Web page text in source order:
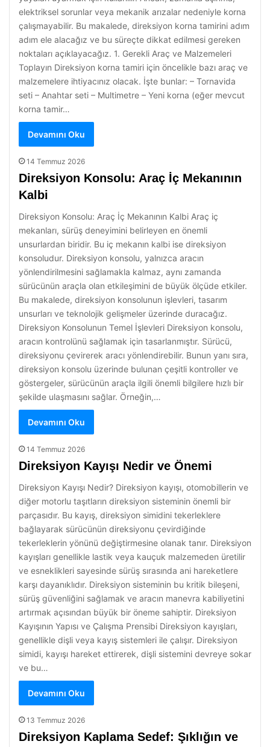
elektriksel sorunlar veya mekanik arızalar nedeniyle korna
çalışmayabilir. Bu makalede, direksiyon korna tamirini adım
adım ele alacağız ve bu süreçte dikkat edilmesi gereken
noktaları açıklayacağız. 1. Gerekli Araç ve Malzemeleri
Toplayın Direksiyon korna tamiri için öncelikle bazı araç ve
malzemelere ihtiyacınız olacak. İşte bunlar: – Tornavida
seti – Anahtar seti – Multimetre – Yeni korna (eğer mevcut
korna tamir…
Devamını Oku
14 Temmuz 2026
Direksiyon Konsolu: Araç İç Mekanının
Kalbi
Direksiyon Konsolu: Araç İç Mekanının Kalbi Araç iç
mekanları, sürüş deneyimini belirleyen en önemli
unsurlardan biridir. Bu iç mekanın kalbi ise direksiyon
konsoludur. Direksiyon konsolu, yalnızca aracın
yönlendirilmesini sağlamakla kalmaz, aynı zamanda
sürücünün araçla olan etkileşimini de büyük ölçüde etkiler.
Bu makalede, direksiyon konsolunun işlevleri, tasarım
unsurları ve teknolojik gelişmeler üzerinde duracağız.
Direksiyon Konsolunun Temel İşlevleri Direksiyon konsolu,
aracın kontrolünü sağlamak için tasarlanmıştır. Sürücü,
direksiyonu çevirerek aracı yönlendirebilir. Bunun yanı sıra,
direksiyon konsolu üzerinde bulunan çeşitli kontroller ve
göstergeler, sürücünün araçla ilgili önemli bilgilere hızlı bir
şekilde ulaşmasını sağlar. Örneğin,…
Devamını Oku
14 Temmuz 2026
Direksiyon Kayışı Nedir ve Önemi
Direksiyon Kayışı Nedir? Direksiyon kayışı, otomobillerin ve
diğer motorlu taşıtların direksiyon sisteminin önemli bir
parçasıdır. Bu kayış, direksiyon simidini tekerleklere
bağlayarak sürücünün direksiyonu çevirdiğinde
tekerleklerin yönünü değiştirmesine olanak tanır. Direksiyon
kayışları genellikle lastik veya kauçuk malzemeden üretilir
ve esneklikleri sayesinde sürüş sırasında ani hareketlere
karşı dayanıklıdır. Direksiyon sisteminin bu kritik bileşeni,
sürüş güvenliğini sağlamak ve aracın manevra kabiliyetini
artırmak açısından büyük bir öneme sahiptir. Direksiyon
Kayışının Yapısı ve Çalışma Prensibi Direksiyon kayışları,
genellikle dişli veya kayış sistemleri ile çalışır. Direksiyon
simidi, kayışı hareket ettirerek, dişli sistemini devreye sokar
ve bu…
Devamını Oku
13 Temmuz 2026
Direksiyon Kaplama Sedef: Şıklığın ve